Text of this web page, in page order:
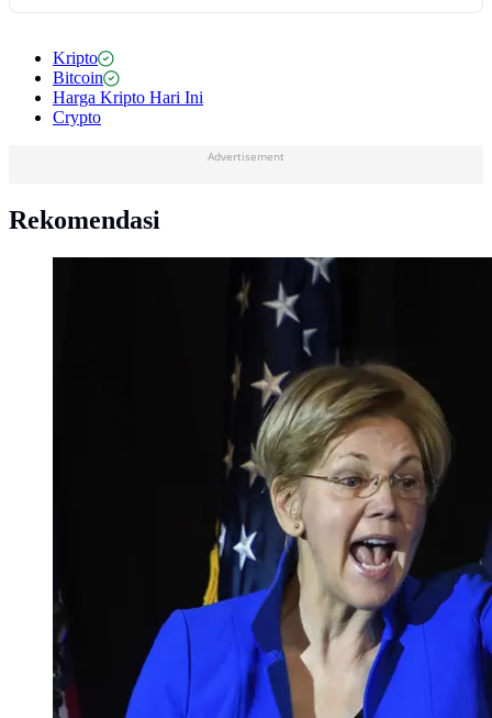
Kripto
Bitcoin
Harga Kripto Hari Ini
Crypto
Advertisement
Rekomendasi